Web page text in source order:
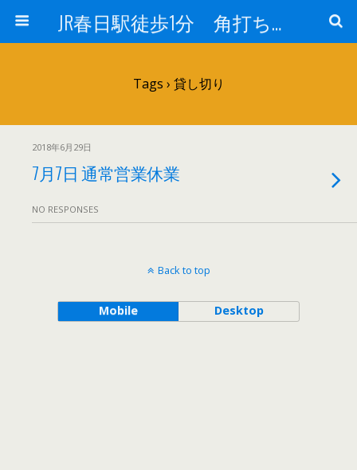
JR春日駅徒歩1分 角打ち 酒のフヨー
Tags › 貸し切り
2018年6月29日
7月7日 通常営業休業
NO RESPONSES
Back to top
Mobile Desktop